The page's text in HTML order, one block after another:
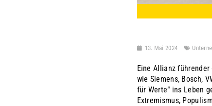
13. Mai 2024
Eine Allianz
wie Siemens, Bosch,
für Werte“ ins Leben
Extremismus,